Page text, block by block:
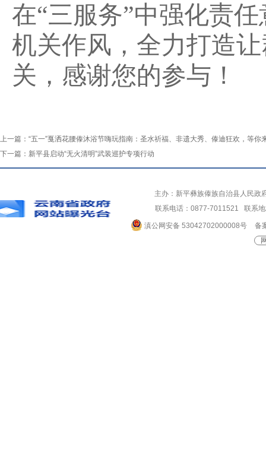
在“三服务”中强化责
机关作风，全力打造
关，感谢您的参与！
上一篇： “五一”戛洒花腰傣沐浴节嗨玩指南：圣水祈福、非遗大秀、傣迪狂欢，等你
下一篇： 新平县启动“无火清明”武装巡护专项行动
主办：新平彝族傣族自治县人民
联系电话：0877-7011521 联系
滇公网安备 53042702000008号
备